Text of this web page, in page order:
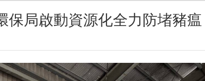
局啟動資源化全力防堵豬瘟